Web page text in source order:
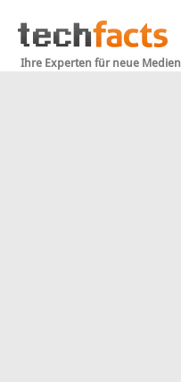
Ihre Experten für neue Medien